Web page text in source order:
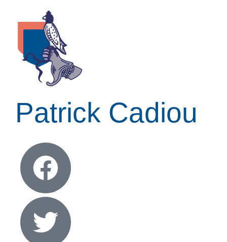
Patrick Cadiou